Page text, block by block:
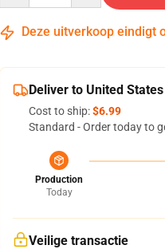
Deze uitverkoop eindigt
Deliver to United States
Cost to ship:$6.99
Standard - Order today to
Production
Today
Veilige transactie